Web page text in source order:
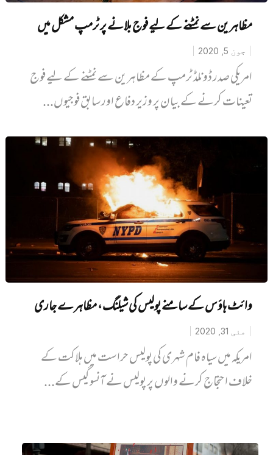
مظاہرین سے نمٹنے کے لیے فوج بلانے پر ٹرمپ مشکل میں
جون 5, 2020
امریکی صدر ڈونلڈ ٹرمپ کے مظاہرین سے نمٹنے کے لیے فوج
تعینات کرنے کے بیان پر وزیر دفاع اور سابق فوجیوں...
وائٹ ہاؤس کے سامنے پولیس کی شیلنگ، مظاہرے جاری
مئی 31, 2020
امریکہ میں سیاہ فام شہری کی پولیس حراست میں ہلاکت کے
خلاف احتجاج کرنے والوں پر پولیس نے آنسو گیس کے...